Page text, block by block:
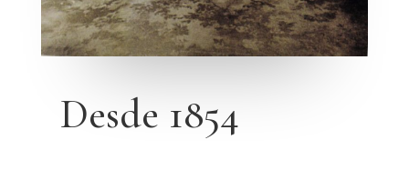
Desde 1854